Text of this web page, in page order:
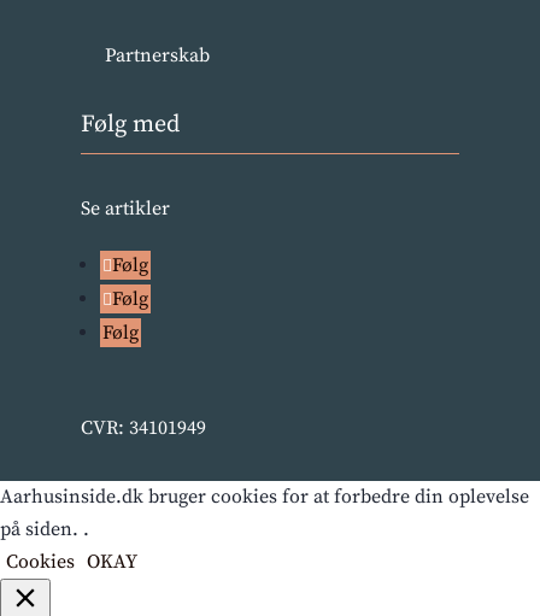
Partnerskab
Følg med
Se artikler
Følg
Følg
Følg
CVR: 34101949
Aarhusinside.dk bruger cookies for at forbedre din oplevelse
på siden. .
Cookies OKAY